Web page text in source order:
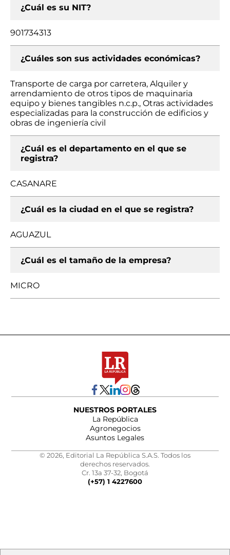
¿Cuál es su NIT?
901734313
¿Cuáles son sus actividades económicas?
Transporte de carga por carretera, Alquiler y
arrendamiento de otros tipos de maquinaria
equipo y bienes tangibles n.c.p., Otras actividades
especializadas para la construcción de edificios y
obras de ingeniería civil
¿Cuál es el departamento en el que se
registra?
CASANARE
¿Cuál es la ciudad en el que se registra?
AGUAZUL
¿Cuál es el tamaño de la empresa?
MICRO
NUESTROS PORTALES
La República
Agronegocios
Asuntos Legales
© 2026, Editorial La República S.A.S. Todos los
derechos reservados.
Cr. 13a 37-32, Bogotá
(+57) 1 4227600